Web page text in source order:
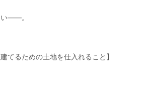
い――。
てるための土地を仕入れること】